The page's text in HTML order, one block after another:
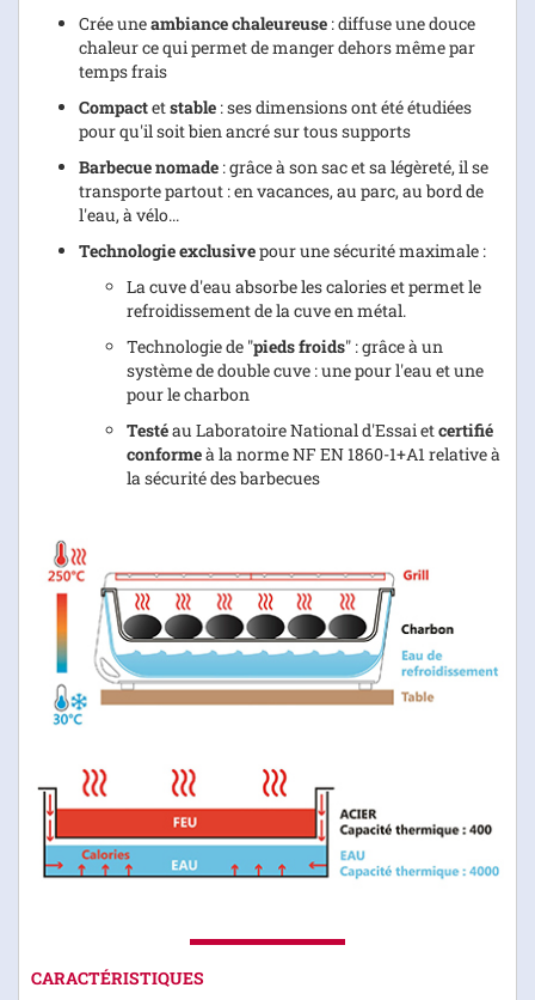
Crée uneambiance chaleureuse : diffuse une douce
chaleur ce qui permet de manger dehors même par
temps frais
Compactetstable : ses dimensions ont été étudiées
pour qu'il soit bien ancré sur tous supports
Barbecue nomade : grâce à son sac et sa légèreté, il se
transporte partout : en vacances, au parc, au bord de
l'eau, à vélo...
Technologie exclusivepour une sécurité maximale :
La cuve d'eau absorbe les calories et permet le
refroidissement de la cuve en métal.
Technologie de "pieds froids" : grâce à un
système de double cuve : une pour l'eau et une
pour le charbon
Testéau Laboratoire National d'Essai etcertifié
conformeà la norme NF EN 1860-1+A1 relative à
la sécurité des barbecues
CARACTÉRISTIQUES